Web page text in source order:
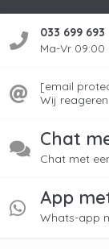
033 699 693
Ma-Vr 09:00
[email
Wij
Chat
Chat met
App
Whats-app